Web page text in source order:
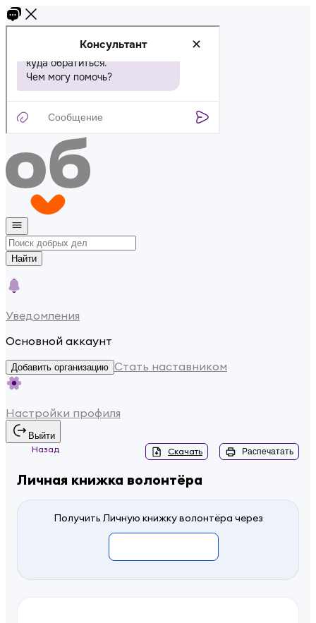
Найти
Уведомления
Основной аккаунт
Добавить организацию Стать наставником
Настройки профиля
Выйти
Назад
Личная книжка волонтёра
Получить Личную книжку волонтёра через
Скачать Распечатать